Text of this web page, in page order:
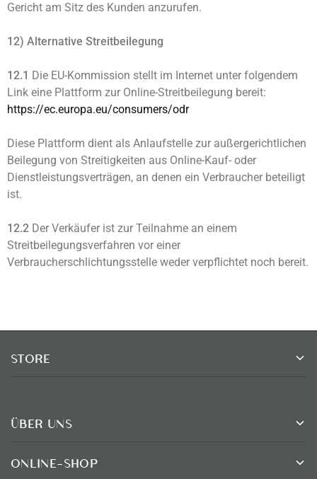
Gericht am Sitz des Kunden anzurufen.
12) Alternative Streitbeilegung
12.1 Die EU-Kommission stellt im Internet unter folgendem
Link eine Plattform zur Online-Streitbeilegung bereit:
https://ec.europa.eu/consumers/odr
Diese Plattform dient als Anlaufstelle zur außergerichtlichen
Beilegung von Streitigkeiten aus Online-Kauf- oder
Dienstleistungsverträgen, an denen ein Verbraucher beteiligt
ist.
12.2 Der Verkäufer ist zur Teilnahme an einem
Streitbeilegungsverfahren vor einer
Verbraucherschlichtungsstelle weder verpflichtet noch bereit.
STORE
ÜBER UNS
ONLINE-SHOP